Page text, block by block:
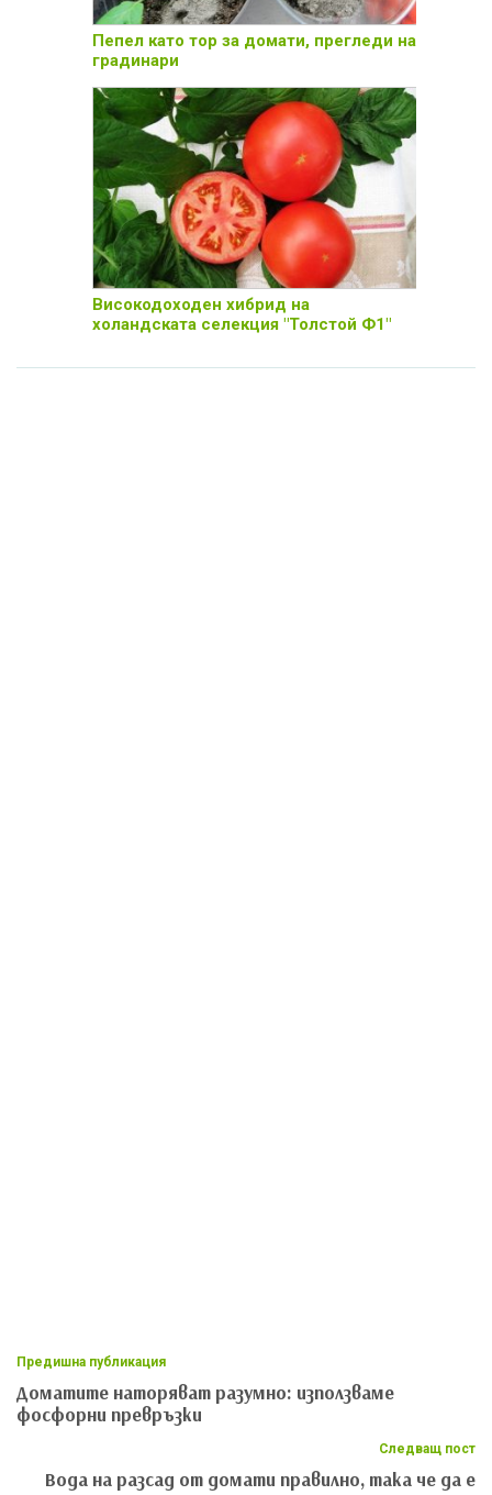
Пепел като тор за домати, прегледи на
градинари
Високодоходен хибрид на
холандската селекция "Толстой Ф1"
Предишна публикация
Доматите наторяват разумно: използваме
фосфорни превръзки
Следващ пост
Вода на разсад от домати правилно, така че да е